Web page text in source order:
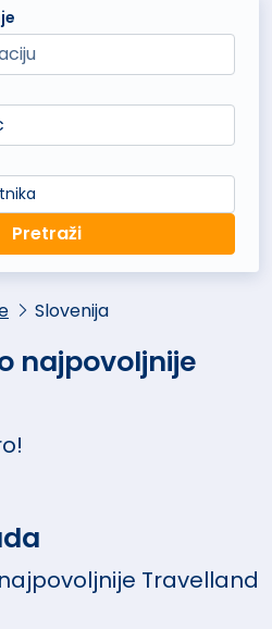
Pretraži
Slovenija
najpovoljnije
Travelland